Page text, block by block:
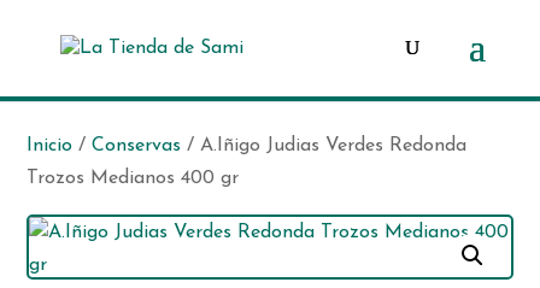
Inicio /Conservas / A.Iñigo Judias Verdes Redonda
Trozos Medianos 400 gr